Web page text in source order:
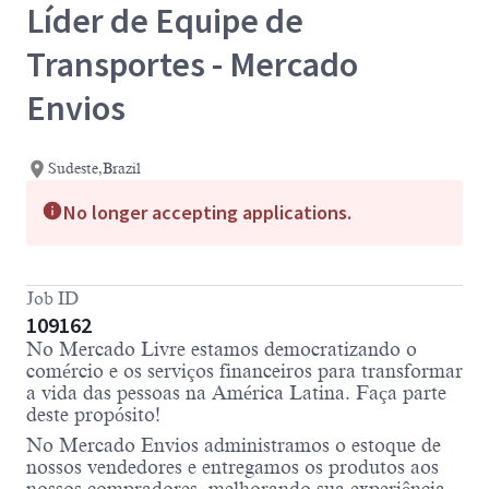
Líder de Equipe de
Transportes - Mercado
Envios
Sudeste,Brazil
No longer accepting applications.
Job ID
109162
No Mercado Livre estamos democratizando o
comércio e os serviços financeiros para transformar
a vida das pessoas na América Latina. Faça parte
deste propósito!
No Mercado Envios administramos o estoque de
nossos vendedores e entregamos os produtos aos